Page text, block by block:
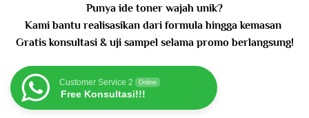
Punya ide toner wajah unik?
Kami bantu realisasikan dari formula hingga kemasan
Gratis konsultasi & uji sampel selama promo berlangsung!
Customer Service 2 Online
Free Konsultasi!!!